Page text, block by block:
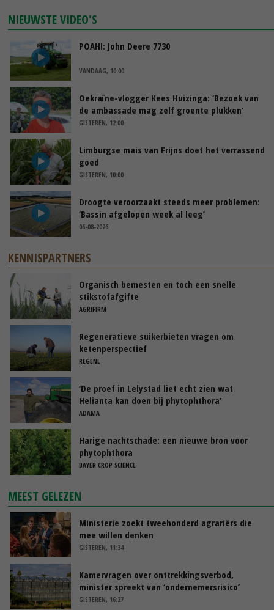
NIEUWSTE VIDEO'S
POAH!: John Deere 7730
VANDAAG, 10:00
Oekraïne-vlogger Kees Huizinga: ‘Bezoek van
de ambassade mag zelf groente plukken’
GISTEREN, 12:00
Limburgse mais van Frijns doet het verrassend
goed
GISTEREN, 10:00
Droogte veroorzaakt steeds meer problemen:
‘Bassin afgelopen week al leeg’
06-08-2026
KENNISPARTNERS
Organisch bemesten en toch een snelle
stikstofafgifte
AGRIFIRM
Regeneratieve suikerbieten vragen om
ketenperspectief
REGENL
‘De proef in Lelystad liet echt zien wat
Helianta kan doen bij phytophthora’
ADAMA
Harige nachtschade: een nieuwe bron voor
phytophthora
BAYER CROP SCIENCE
MEEST GELEZEN
Ministerie zoekt tweehonderd agrariërs die
mee willen denken
GISTEREN, 11:34
Kamervragen over onttrekkingsverbod,
minister spreekt van ‘ondernemersrisico’
GISTEREN, 16:27